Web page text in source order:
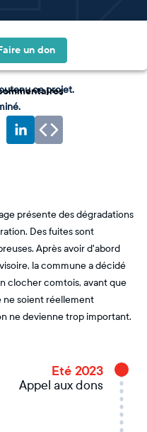
un don
ce projet.
présente des dégradations
Des fuites sont
Après avoir d'abord
la commune a décidé
clocher comtois, avant que
ne soient réellement
ne devienne trop important.
Eté 2023
Appel aux dons